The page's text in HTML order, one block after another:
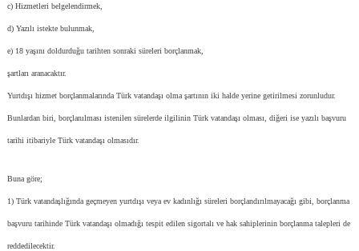
c) Hizmetleri belgelendirmek,
d) Yazılı istekte bulunmak,
e) 18 yaşını doldurduğu tarihten sonraki süreleri borçlanmak,
şartları aranacaktır.
Yurtdışı hizmet borçlanmalarında Türk vatandaşı olma şartının iki halde yerine getirilmesi zorunludur.
Bunlardan biri, borçlanılması istenilen sürelerde ilgilinin Türk vatandaşı olması, diğeri ise yazılı başvuru
tarihi itibariyle Türk vatandaşı olmasıdır.
Buna göre;
1) Türk vatandaşlığında geçmeyen yurtdışı veya ev kadınlığı süreleri borçlandırılmayacağı gibi, borçlanma
başvuru tarihinde Türk vatandaşı olmadığı tespit edilen sigortalı ve hak sahiplerinin borçlanma talepleri de
reddedilecektir.